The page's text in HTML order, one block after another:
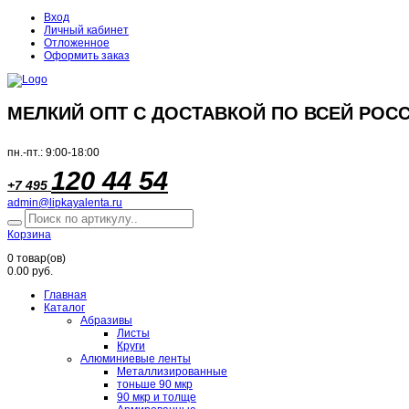
Вход
Личный кабинет
Отложенное
Оформить заказ
МЕЛКИЙ ОПТ С ДОСТАВКОЙ ПО ВСЕЙ
пн.-пт.: 9:00-18:00
+7 495 120 44 54
admin@lipkayalenta.ru
Корзина
0 товар(ов)
0.00 руб.
Главная
Каталог
Абразивы
Листы
Круги
Алюминиевые ленты
Металлизированные
тоньше 90 мкр
90 мкр и толще